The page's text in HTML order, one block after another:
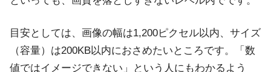
目安としては、画像の幅は1,200ピクセル以内、サイズ
（容量）は200KB以内におさめたいところです。「数
値ではイメージできない」という人にもわかるよう